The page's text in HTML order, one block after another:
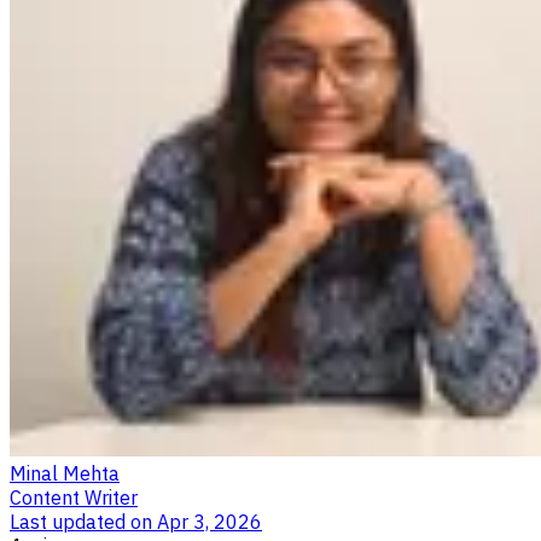
Minal Mehta
Content Writer
Last updated on Apr 3, 2026